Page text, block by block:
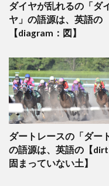
ダイヤが乱れるの「ダ
ヤ」の語源は、英語の
【diagram：図】
ダートレースの「ダート
の語源は、英語の【dirt
固まっていない土】